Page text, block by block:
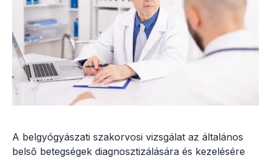
A belgyógyászati szakorvosi vizsgálat az általános
belső betegségek diagnosztizálására és kezelésére